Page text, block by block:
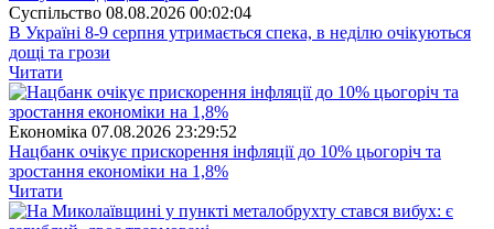
Суспiльство 08.08.2026 00:02:04
В Україні 8-9 серпня утримається спека, в неділю очікуються
дощі та грози
Читати
Економіка 07.08.2026 23:29:52
Нацбанк очікує прискорення інфляції до 10% цьогоріч та
зростання економіки на 1,8%
Читати